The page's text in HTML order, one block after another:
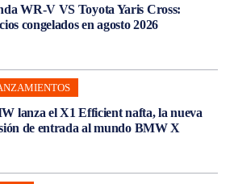
WR-V VS Toyota Yaris Cross:
congelados en agosto 2026
lanza el X1 Efficient nafta, la nueva
de entrada al mundo BMW X